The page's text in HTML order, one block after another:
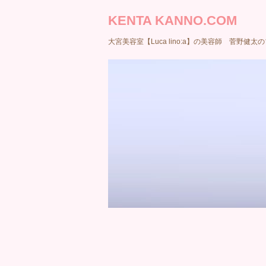
KENTA KANNO.COM
大宮美容室【Luca lino:a】の美容師 菅野健太の